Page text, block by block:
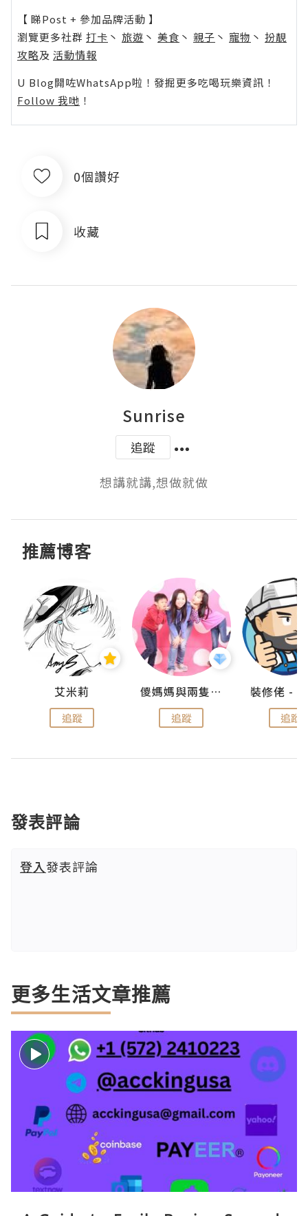
【 睇Post + 參加品牌活動 】
瀏覽更多社群 打卡 丶 旅遊 丶 美食 丶 親子 丶 寵物 丶 扮靚
攻略及 活動情報
U Blog開咗WhatsApp啦！發掘更多吃喝玩樂資訊！
Follow 我哋 ！
0個讚好
收藏
Sunrise
追蹤
想講就講,想做就做
推薦博客
艾米莉
追蹤
儍媽媽與兩隻小魔怪之家
追蹤 追蹤
發表評論
登入發表評論
更多生活文章推薦